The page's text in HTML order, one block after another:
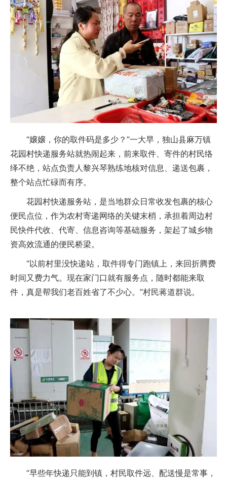
“嬢嬢，你的取件码是多少？”一大早，独山县麻万镇
花园村快递服务站就热闹起来，前来取件、寄件的村民络
绎不绝，站点负责人黎兴琴熟练地核对信息、递送包裹，
整个站点忙碌而有序。
花园村快递服务站，是当地群众日常收发包裹的核心
便民点位，作为农村寄递网络的关键末梢，承担着周边村
民快件代收、代寄、信息咨询等基础服务，架起了城乡物
资高效流通的便民桥梁。
“以前村里没快递站，取件得专门跑镇上，来回折腾费
时间又费力气。现在家门口就有服务点，随时都能来取
件，真是帮我们老百姓省了不少心。”村民蒋道群说。
“早些年快递只能到镇，村民取件远、配送慢是常事，